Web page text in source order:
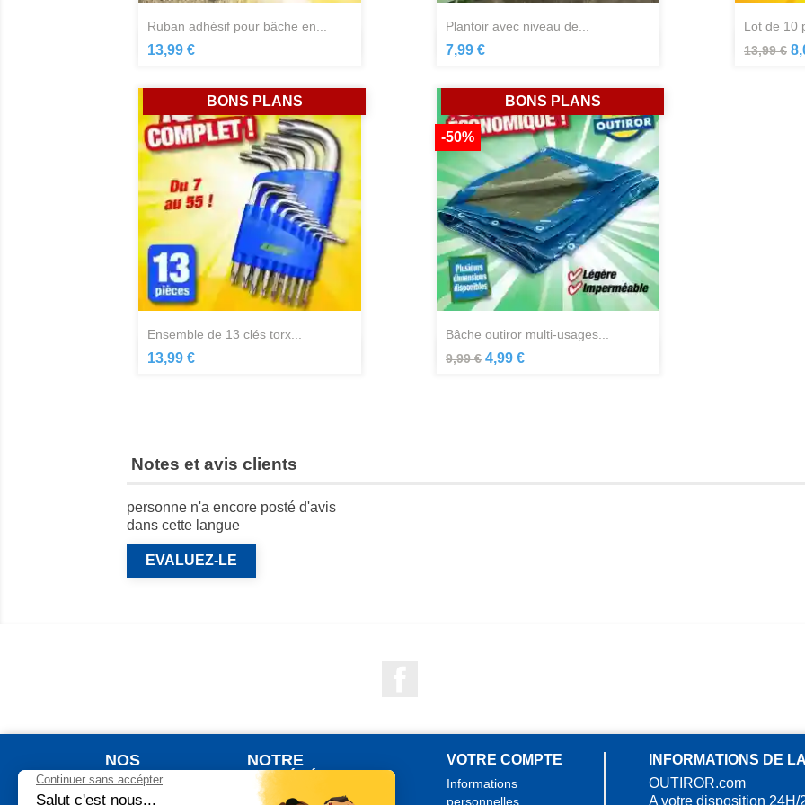
ruban adhésif pour bâche en...
13,99 €
plantoir avec niveau de...
7,99 €
lot de 10
13,99 €
ensemble de 13 clés torx...
13,99 €
BONS PLANS
bâche outiror multi-usages...
9,99 €
-50%
4,99 €
BONS PLANS
Aperçu rapide
Notes et avis clients
personne n'a encore posté d'avis
dans cette langue
EVALUEZ-LE
NOS
PRODUITS
Nouveaux produits
NOTRE
SOCIÉTÉ
Qui sommes nous ?
VOTRE COMPTE
Informations
personnelles
INFORMATIONS DE
OUTIROR.com
A votre disposition 24H/